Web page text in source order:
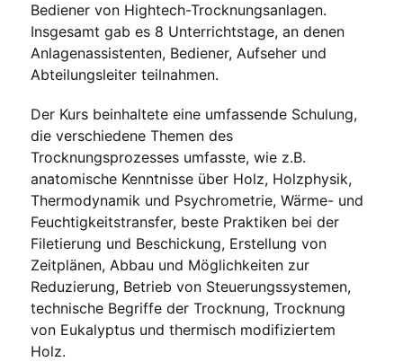
Bediener von Hightech-Trocknungsanlagen.
Insgesamt gab es 8 Unterrichtstage, an denen
Anlagenassistenten, Bediener, Aufseher und
Abteilungsleiter teilnahmen.
Der Kurs beinhaltete eine umfassende Schulung,
die verschiedene Themen des
Trocknungsprozesses umfasste, wie z.B.
anatomische Kenntnisse über Holz, Holzphysik,
Thermodynamik und Psychrometrie, Wärme- und
Feuchtigkeitstransfer, beste Praktiken bei der
Filetierung und Beschickung, Erstellung von
Zeitplänen, Abbau und Möglichkeiten zur
Reduzierung, Betrieb von Steuerungssystemen,
technische Begriffe der Trocknung, Trocknung
von Eukalyptus und thermisch modifiziertem
Holz.